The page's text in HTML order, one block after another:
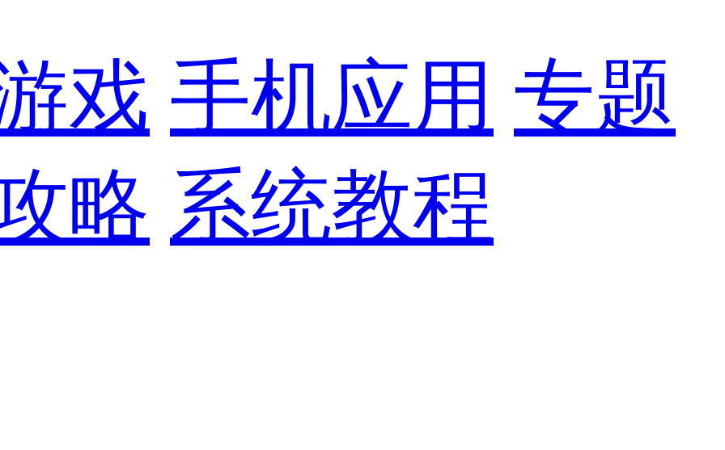
戏 手机应用 专题
略 系统教程